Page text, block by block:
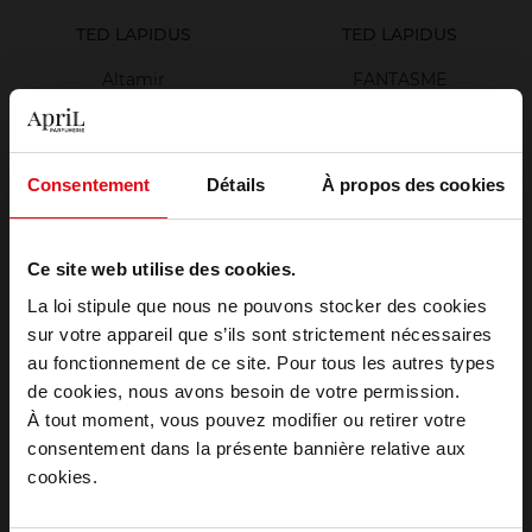
Consentement Détails À propos des cookies
Ce site web utilise des cookies.
La loi stipule que nous ne pouvons stocker des cookies
sur votre appareil que s’ils sont strictement nécessaires
au fonctionnement de ce site. Pour tous les autres types
de cookies, nous avons besoin de votre permission.
À tout moment, vous pouvez modifier ou retirer votre
consentement dans la présente bannière relative aux
cookies.
TED LAPIDUS
Altamir
TED LAPIDUS
FANTASME
TED LAPIDUS TED LAPIDUS
Choisissez votre pays